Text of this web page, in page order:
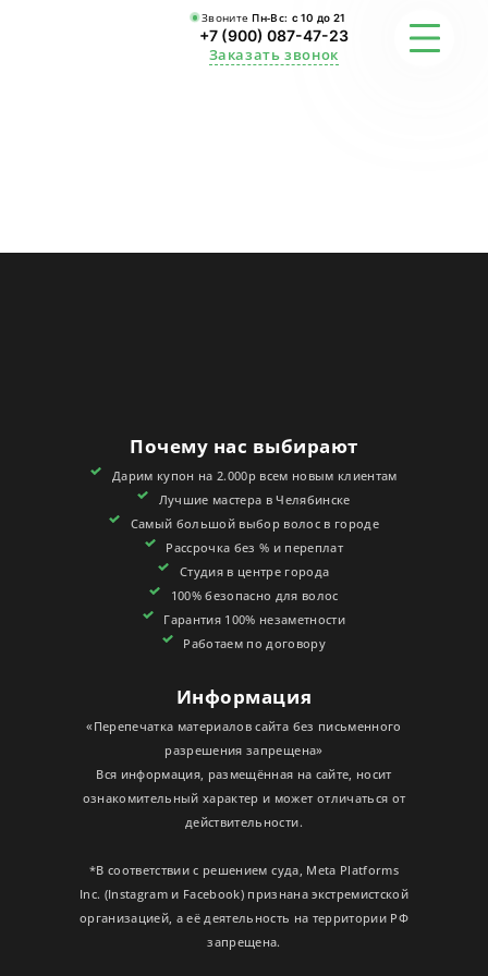
Звоните Пн-Вс: с 10 до 21
+7 (900) 087-47-23
Заказать звонок
КОНТАКТЫ
СЕРТИФИКАТЫ
Почему нас выбирают
Дарим купон на 2.000р всем новым клиентам
Лучшие мастера в Челябинске
Самый большой выбор волос в городе
Рассрочка без % и переплат
Студия в центре города
100% безопасно для волос
Гарантия 100% незаметности
Работаем по договору
Информация
«Перепечатка материалов сайта без письменного
разрешения запрещена»
Вся информация, размещённая на сайте, носит
ознакомительный характер и может отличаться от
действительности.
*В соответствии с решением суда, Meta Platforms
Inc. (Instagram и Facebook) признана экстремистской
организацией, а её деятельность на территории РФ
запрещена.